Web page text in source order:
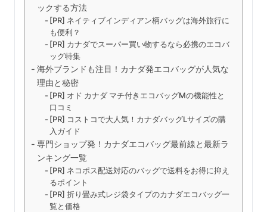
ックする方法
[PR] ネイティブインディアン柄バッグは海外旅行に
も便利？
[PR] カナダでスーパー買い物するなら必携のエコバ
ッグ特集
海外ブランドも注目！カナダ発エコバッグが人気な
理由と秘密
[PR] オド カナダ マチ付きエコバッグMの機能性と
口コミ
[PR] コストコで大人気！カナダバッグLサイズの購
入ガイド
専門ショップ発！カナダエコバッグ最前線と最新ラ
ンキング一覧
[PR] ネコポス配送対応のバッグで送料をお得に抑え
るポイント
[PR] 折り畳み式レジ袋タイプのカナダエコバッグ一
覧と価格